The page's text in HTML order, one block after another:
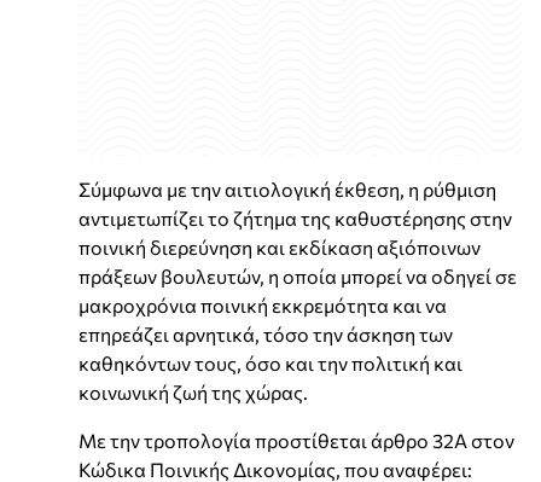
Σύμφωνα με την αιτιολογική έκθεση, η ρύθμιση
αντιμετωπίζει το ζήτημα της καθυστέρησης στην
ποινική διερεύνηση και εκδίκαση αξιόποινων
πράξεων βουλευτών, η οποία μπορεί να οδηγεί σε
μακροχρόνια ποινική εκκρεμότητα και να
επηρεάζει αρνητικά, τόσο την άσκηση των
καθηκόντων τους, όσο και την πολιτική και
κοινωνική ζωή της χώρας.
Με την τροπολογία προστίθεται άρθρο 32Α στον
Κώδικα Ποινικής Δικονομίας, που αναφέρει: